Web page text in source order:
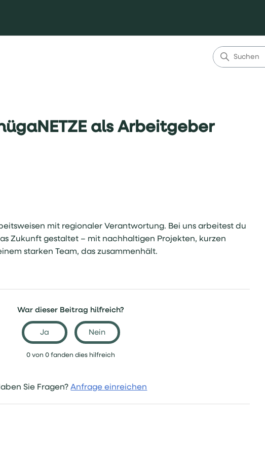
als Arbeitgeber
mit regionaler Verantwortung. Bei uns arbeitest du
Zukunft gestaltet – mit nachhaltigen Projekten, kurzen
starken Team, das zusammenhält.
War dieser Beitrag hilfreich?
Ja Nein
0 von 0 fanden dies hilfreich
Sie Fragen?Anfrage einreichen